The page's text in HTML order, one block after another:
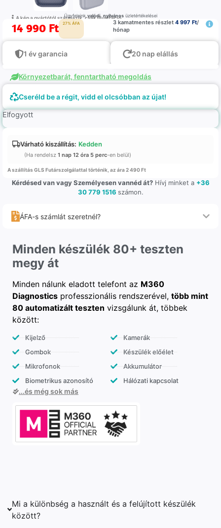
A kép a gyártótól származik, csak illustráció
Ügyfeleink valódi, nyilvánosüzletértékelései
14 990 Ft 27% ÁFA 3 kamatmentes részlet 4 997 Ft/
hónap
1 év garancia 20 nap elállás
Környezetbarát, fenntartható megoldás
Cseréld be a régit, vidd el olcsóbban az újat!
Elfogyott
Várható kiszállítás: Kedden
(Ha rendelsz 1 nap 12 óra 5 perc-en belül)
A szállítás GLS Futárszolgálattal történik, az ára 2 490 Ft
Kérdésed van vagy Személyesen vannéd át?Hívj minket a +36
30 779 1516 számon.
ÁFA-s számlát szeretnél?
Minden készülék 80+ teszten
megy át
Minden nálunk eladott telefont az M360
Diagnostics professzionális rendszerével, több mint
80 automatizált teszten vizsgálunk át, többek
között:
Kijelző
Gombok
Mikrofonok
Biometrikus azonosító
Kamerák
Készülék előélet
Akkumulátor
Hálózati kapcsolat
...és még sok más
Mi a különbség a használt és a felújított készülék
között?